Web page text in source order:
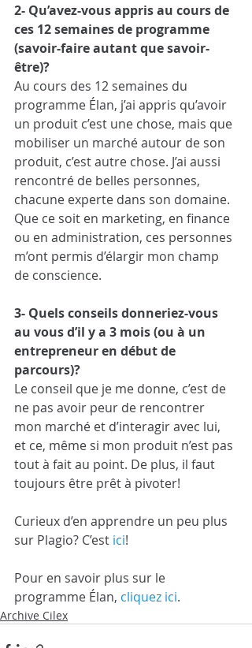
2- Qu’avez-vous appris au cours de
ces 12 semaines de programme
(savoir-faire autant que savoir-
être)?
Au cours des 12 semaines du
programme Élan, j’ai appris qu’avoir
un produit c’est une chose, mais que
mobiliser un marché autour de son
produit, c’est autre chose. J’ai aussi
rencontré de belles personnes,
chacune experte dans son domaine.
Que ce soit en marketing, en finance
ou en administration, ces personnes
m’ont permis d’élargir mon champ
de conscience.
3- Quels conseils donneriez-vous
au vous d’il y a 3 mois (ou à un
entrepreneur en début de
parcours)?
Le conseil que je me donne, c’est de
ne pas avoir peur de rencontrer
mon marché et d’interagir avec lui,
et ce, même si mon produit n’est pas
tout à fait au point. De plus, il faut
toujours être prêt à pivoter!
Curieux d’en apprendre un peu plus
sur Plagio? C’est ici!
Pour en savoir plus sur le
programme Élan, cliquez ici.
Archive Cilex